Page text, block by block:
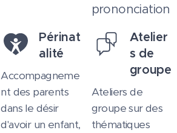
prononciation
Périnat
alité
Accompagneme
nt des parents
dans le désir
d'avoir un enfant,
Atelier
s de
groupe
Ateliers de
groupe sur des
thématiques